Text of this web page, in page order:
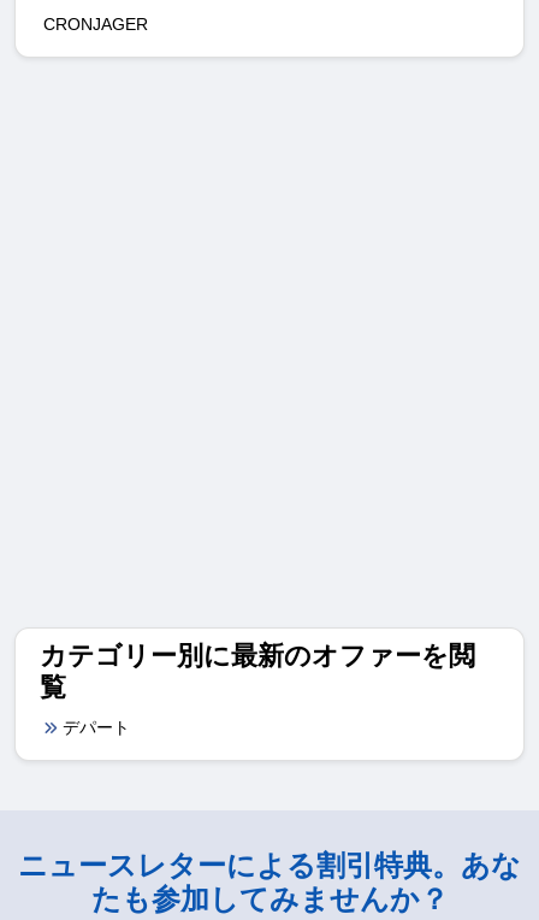
CRONJAGER
カテゴリー別に最新のオファーを閲
覧
デパート
ニュースレターによる割引特典。あな
たも参加してみませんか？